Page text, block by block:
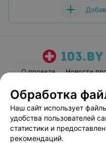
О проекте Новости
Пользовательское
Написать
Обработка
Наш сайт использует
удобства пользователей
статистики и
рекомендаций.